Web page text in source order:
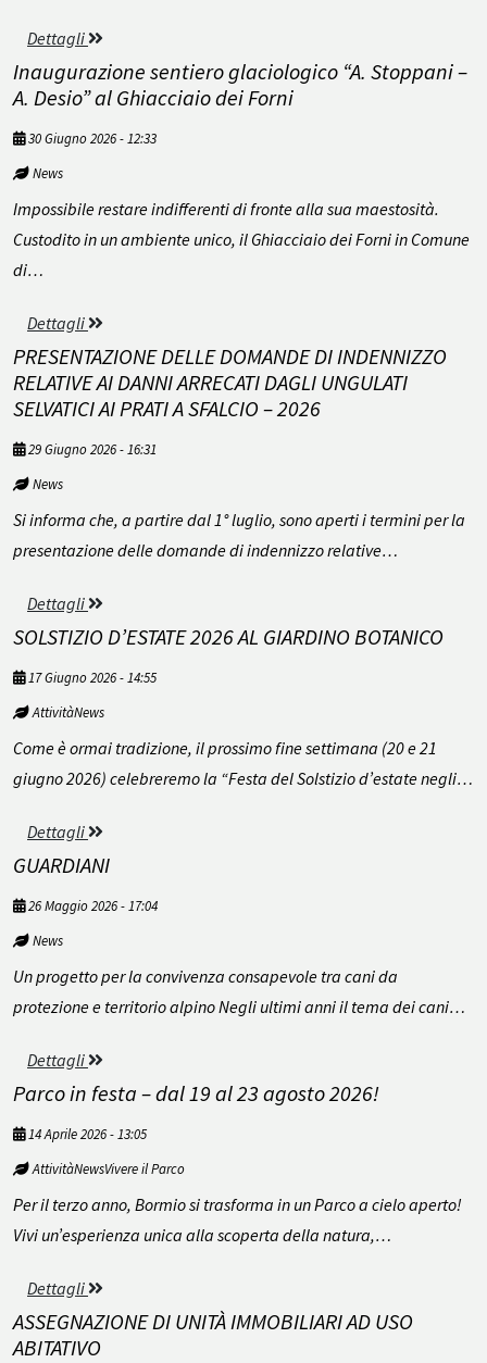
Dettagli
Inaugurazione sentiero glaciologico “A. Stoppani –
A. Desio” al Ghiacciaio dei Forni
30 Giugno 2026 - 12:33
News
Impossibile restare indifferenti di fronte alla sua maestosità.
Custodito in un ambiente unico, il Ghiacciaio dei Forni in Comune
di…
Dettagli
PRESENTAZIONE DELLE DOMANDE DI INDENNIZZO
RELATIVE AI DANNI ARRECATI DAGLI UNGULATI
SELVATICI AI PRATI A SFALCIO – 2026
29 Giugno 2026 - 16:31
News
Si informa che, a partire dal 1° luglio, sono aperti i termini per la
presentazione delle domande di indennizzo relative…
Dettagli
SOLSTIZIO D’ESTATE 2026 AL GIARDINO BOTANICO
17 Giugno 2026 - 14:55
AttivitàNews
Come è ormai tradizione, il prossimo fine settimana (20 e 21
giugno 2026) celebreremo la “Festa del Solstizio d’estate negli…
Dettagli
GUARDIANI
26 Maggio 2026 - 17:04
News
Un progetto per la convivenza consapevole tra cani da
protezione e territorio alpino Negli ultimi anni il tema dei cani…
Dettagli
Parco in festa – dal 19 al 23 agosto 2026!
14 Aprile 2026 - 13:05
AttivitàNewsVivere il Parco
Per il terzo anno, Bormio si trasforma in un Parco a cielo aperto!
Vivi un’esperienza unica alla scoperta della natura,…
Dettagli
ASSEGNAZIONE DI UNITÀ IMMOBILIARI AD USO
ABITATIVO